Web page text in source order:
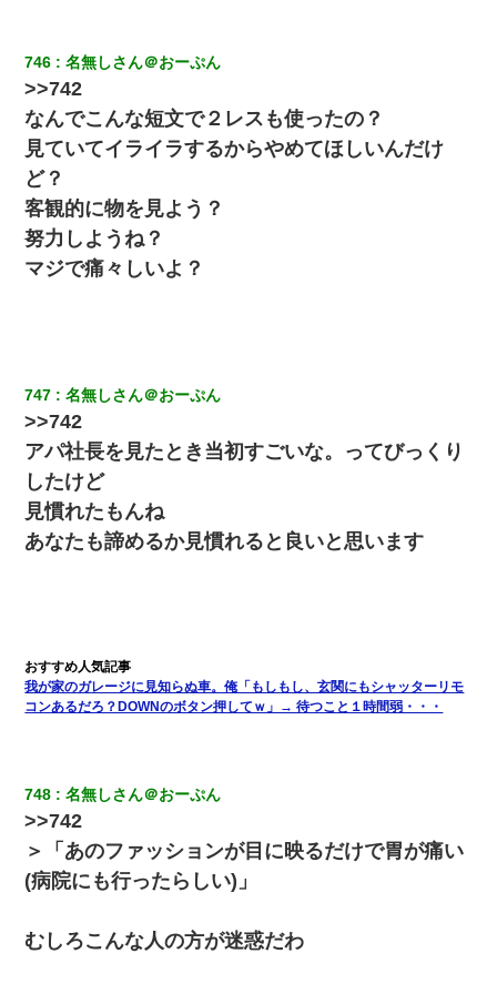
彼女(37)の情欲がえげつない件ｗｗｗｗｗｗｗ
妹が嘘つきな元カレと寄りを戻してしまったという話をしていた
ら、旦那の顔が曇って雰囲気が一転。そそくさと話を切り上げて
いつもより早く寝付いてしまった…｜生活｜ワロタあんてな
アパートのドアに『ハンザイ者！この人はさいあくの人です』と
張り紙が！大家「面倒はごめんだよ」私「はあ」→警察に行き、
見回りで犯人が捕まったが、それが…｜生活｜ヌルポあんてな
夫に癌の余命宣告。その闘病中に長女から信じられない言葉を受
けた
小学生の息子が急に様子がおかしくなった。私「理由を聞いても
『わかんない！』って怒鳴り付けてくるし、困っってる」旦那
「話してみるよ」→ 後日・・・
すか？」
【衝撃】女友達から行為中に告白されてOKした結果
体中に赤い蕁麻疹みたいなのができて、皮膚科にいったら「ジベ
ル薔薇色ひこう疹」という症状だと言われた
旦那が長男のDNA鑑定をしたら血縁関係0%だった。旦那「やっぱ
746 名無しさん＠おーぷん
>>742
なんでこんな短文で２レスも使ったの？
見ていてイライラするからやめてほしいんだけ
ど？
客観的に物を見よう？
努力しようね？
マジで痛々しいよ？
747 名無しさん＠おーぷん
>>742
アパ社長を見たとき当初すごいな。ってびっくり
したけど
見慣れたもんね
あなたも諦めるか見慣れると良いと思います
我が家のガレージに見知らぬ車。俺「もしもし、玄関にもシャッターリモ
コンあるだろ？DOWNのボタン押してｗ」→ 待つこと１時間弱・・・
748 名無しさん＠おーぷん
>>742
＞「あのファッションが目に映るだけで胃が痛い
(病院にも行ったらしい)」
むしろこんな人の方が迷惑だわ